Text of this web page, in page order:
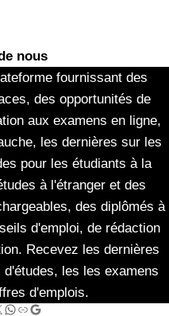
nous
fournissant des
des opportunités de
aux examens en ligne,
les dernières sur les
pour les étudiants à la
à l'étranger et des
des diplômés à
d'emploi, de rédaction
Recevez les dernières
les les examens
d'emplois.
WhatsApp Link Google